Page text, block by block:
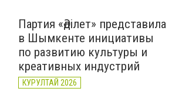
Партия «Әділет» представила
в Шымкенте инициативы
по развитию культуры и
креативных индустрий
КУРУЛТАЙ 2026